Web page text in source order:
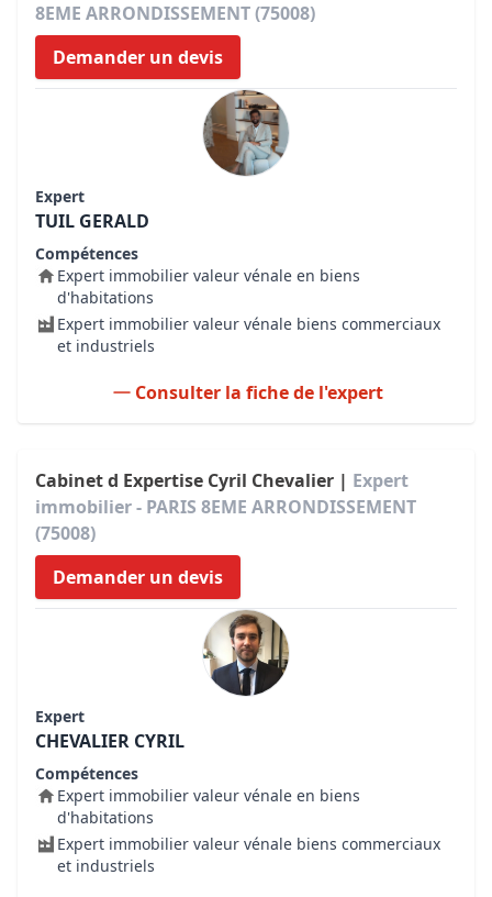
8EME ARRONDISSEMENT (75008)
Demander un devis
Expert
TUIL GERALD
Compétences
Expert immobilier valeur vénale en biens
d'habitations
Expert immobilier valeur vénale biens commerciaux
et industriels
Consulter la fiche de l'expert
Cabinet d Expertise Cyril Chevalier | Expert
immobilier - PARIS 8EME ARRONDISSEMENT
(75008)
Demander un devis
Expert
CHEVALIER CYRIL
Compétences
Expert immobilier valeur vénale en biens
d'habitations
Expert immobilier valeur vénale biens commerciaux
et industriels